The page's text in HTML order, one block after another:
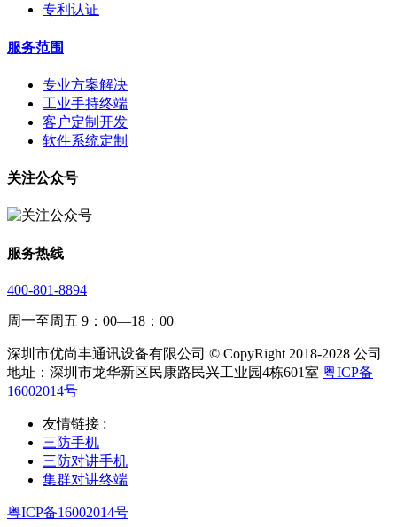
专利认证
服务范围
专业方案解决
工业手持终端
客户定制开发
软件系统定制
关注公众号
服务热线
400-801-8894
周一至周五 9：00—18：00
深圳市优尚丰通讯设备有限公司 © CopyRight 2018-2028 公司
地址：深圳市龙华新区民康路民兴工业园4栋601室 粤ICP备
16002014号
友情链接 :
三防手机
三防对讲手机
集群对讲终端
粤ICP备16002014号